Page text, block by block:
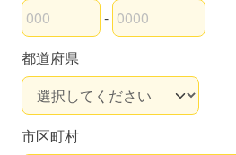
郵便番号の上3桁
-
郵便番号の下4桁
都道府県
市区町村